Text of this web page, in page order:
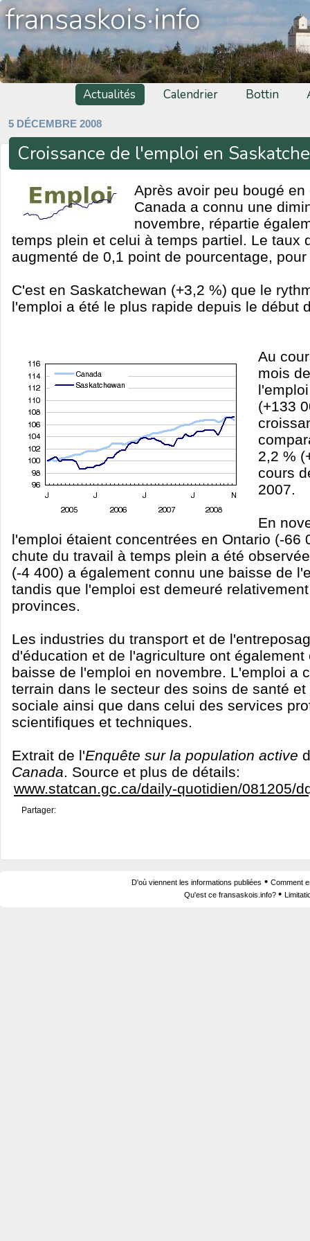
fransaskois·info
Actualités Calendrier Bottin
5 DÉCEMBRE 2008
Croissance de l'emploi en
Après avoir peu bougé
Canada a connu une
novembre, répartie
temps plein et celui à temps partiel. Le taux
augmenté de 0,1 point de pourcentage,
C'est en Saskatchewan (+3,2 %) que le
l'emploi a été le plus rapide depuis le début
Au
mois
(+133
2,2 %
cours
2007.
En
l'emploi étaient concentrées en Ontario (-66
chute du travail à temps plein a été
(-4 400) a également connu une baisse de
tandis que l'emploi est demeuré
provinces.
Les industries du transport et de
d'éducation et de l'agriculture ont
baisse de l'emploi en novembre. L'emploi a
terrain dans le secteur des soins de santé
sociale ainsi que dans celui des services
scientifiques et techniques.
Extrait de l'Enquête sur la population active
Canada. Source et plus de détails:
www.statcan.gc.ca/daily-quotidien/081205/
Partager:
D'où viennent les informations publiées • Comment
Qu'est ce fransaskois.info? •